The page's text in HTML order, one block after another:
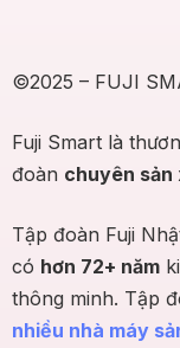
©2025 – FUJI
Fuji Smart là
đoàn chuyên
Tập đoàn Fuji
có hơn 72+ năm
thông minh. Tập
nhiều nhà máy